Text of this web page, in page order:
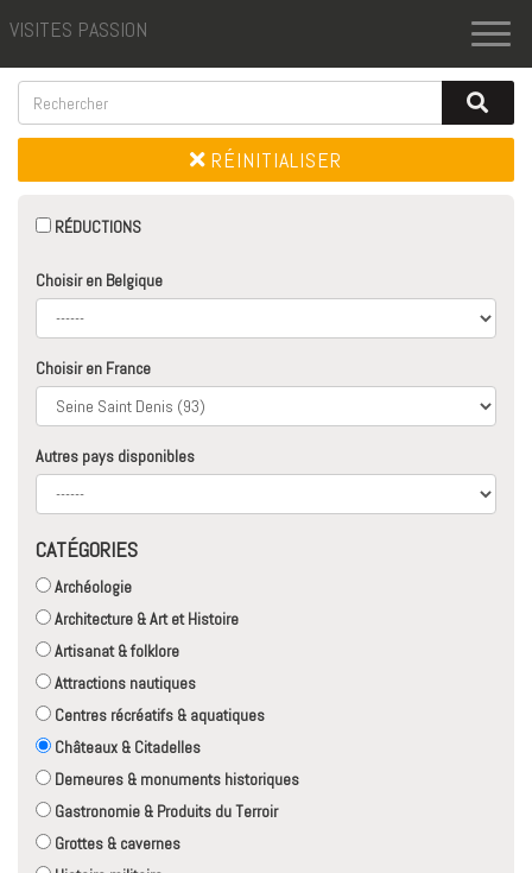
VISITES PASSION
RÉINITIALISER
RÉDUCTIONS
Choisir en Belgique
Choisir en France
Autres pays disponibles
CATÉGORIES
Archéologie
Architecture & Art et Histoire
Artisanat & folklore
Attractions nautiques
Centres récréatifs & aquatiques
Châteaux & Citadelles
Demeures & monuments historiques
Gastronomie & Produits du Terroir
Grottes & cavernes